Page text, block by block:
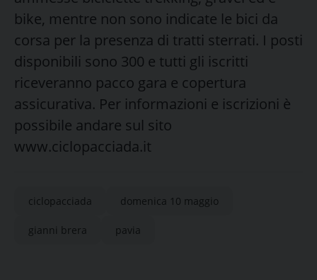
bike, mentre non sono indicate le bici da
corsa per la presenza di tratti sterrati. I posti
disponibili sono 300 e tutti gli iscritti
riceveranno pacco gara e copertura
assicurativa. Per informazioni e iscrizioni è
possibile andare sul sito
www.ciclopacciada.it
ciclopacciada domenica 10 maggio
gianni brera pavia